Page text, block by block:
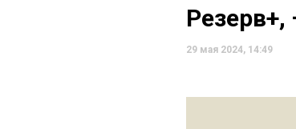
29 мая 2024, 14:49